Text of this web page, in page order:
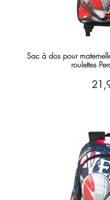
Sac à dos pour
roulettes